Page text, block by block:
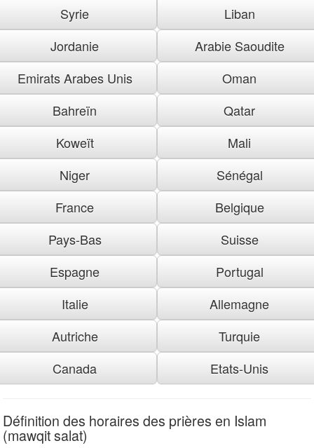
Syrie
Liban
Jordanie
Arabie Saoudite
Emirats Arabes Unis
Oman
Bahreïn
Qatar
Koweït
Mali
Niger
Sénégal
France
Belgique
Pays-Bas
Suisse
Espagne
Portugal
Italie
Allemagne
Autriche
Turquie
Canada
Etats-Unis
Définition des horaires des prières en Islam
(mawqit salat)